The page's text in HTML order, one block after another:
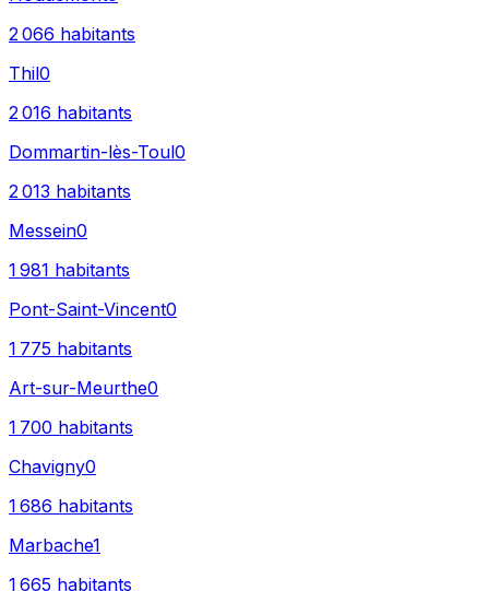
2 066 habitants
Thil0
2 016 habitants
Dommartin-lès-Toul0
2 013 habitants
Messein0
1 981 habitants
Pont-Saint-Vincent0
1 775 habitants
Art-sur-Meurthe0
1 700 habitants
Chavigny0
1 686 habitants
Marbache1
1 665 habitants